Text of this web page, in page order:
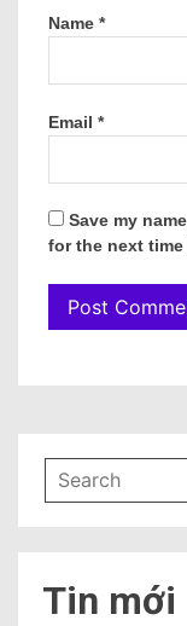
Name *
Email *
Save my
for the next time
Tin mới